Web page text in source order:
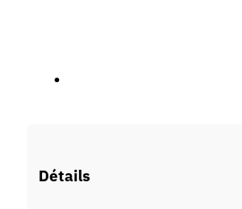
Détails